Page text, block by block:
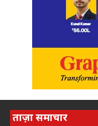
ताज़ा समाचार